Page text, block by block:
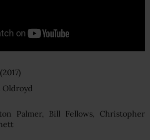
(2017)
Oldroyd
Palmer, Bill Fellows, Christopher